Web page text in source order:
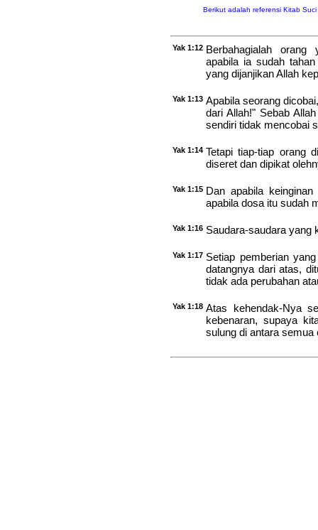
Berikut adalah referensi Kitab
Yak 1:12 Berbahagialah orang
apabila ia sudah
yang dijanjikan Allah
Yak 1:13 Apabila seorang
dari Allah!" Sebab
sendiri tidak mencobai
Yak 1:14 Tetapi tiap-tiap orang
diseret dan dipikat
Yak 1:15 Dan apabila
apabila dosa itu sudah
Yak 1:16 Saudara-saudara yang
Yak 1:17 Setiap pemberian
datangnya dari atas,
tidak ada perubahan
Yak 1:18 Atas kehendak-Nya
kebenaran, supaya
sulung di antara semua